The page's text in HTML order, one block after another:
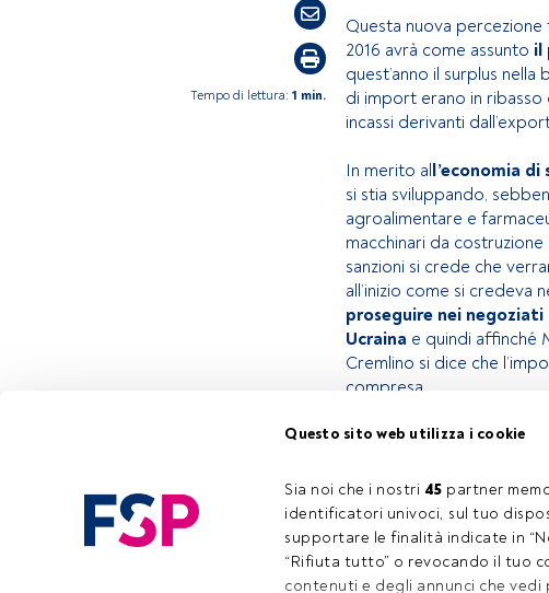
Questo sito web utilizza i cookie
Sia noi che i nostri 45 partner
identificatori univoci, sul tuo
supportare le finalità indicate in
“Rifiuta tutto” o revocando il tuo
contenuti e degli annunci che
Tempo di lettura: 1 min.
Questa nuova
2016 avrà come assunto il
quest’anno il surplus nella
di import erano in ribasso
incassi derivanti
In merito all’economia
si stia sviluppando,
agroalimentare e
macchinari da
sanzioni si crede che
all’inizio come si
proseguire nei
Ucraina e quindi affinché
Cremlino si dice che
compresa.
accedi tramite il
registrarti per scoprire